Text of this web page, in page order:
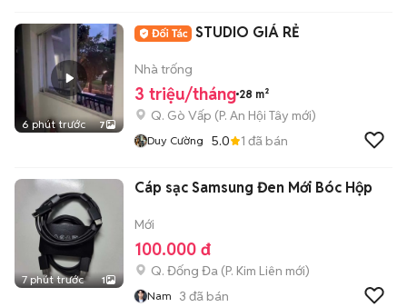
6 phút trước 7
STUDIO GIÁ RẺ
Nhà trống
3 triệu/tháng 28 m²
Q. Gò Vấp (P. An Hội Tây mới)
Duy Cường 5.0 1 đã bán
7 phút trước 1
Cáp sạc Samsung Đen Mới Bóc Hộp
Mới
100.000 đ
Q. Đống Đa (P. Kim Liên mới)
Nam 3 đã bán